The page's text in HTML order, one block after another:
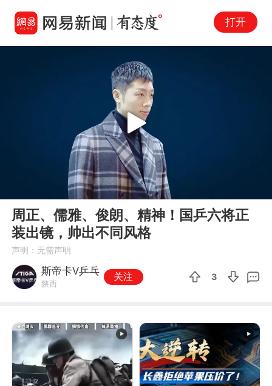
打开
Play
周正、儒雅、俊朗、精神！国乒六将正
装出镜，帅出不同风格
声明：无需声明
斯帝卡V乒乓
陕西
关注 3